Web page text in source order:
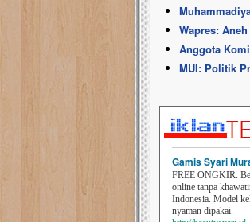
Wapres:
Anggota
MUI: Politik
Gamis Syari
FREE ONGKIR.
online tanpa
Indonesia. Model
nyaman dipakai.